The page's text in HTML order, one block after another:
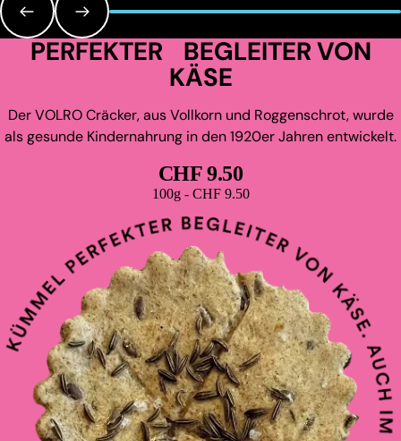
PERFEKTER BEGLEITER VON
KÄSE
Der VOLRO Cräcker, aus Vollkorn und Roggenschrot, wurde
als gesunde Kindernahrung in den 1920er Jahren entwickelt.
CHF 9.50
Grundpreis
100g - CHF 9.50